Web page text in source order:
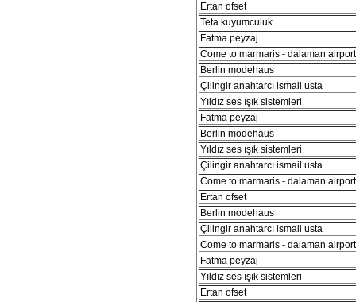
Ertan ofset
Teta kuyumculuk
Fatma peyzaj
Come to marmaris - dalaman
Berlin modehaus
Çilingir anahtarcı ismail usta
Yıldız ses ışık sistemleri
Fatma peyzaj
Berlin modehaus
Yıldız ses ışık sistemleri
Çilingir anahtarcı ismail usta
Come to marmaris - dalaman
Ertan ofset
Berlin modehaus
Çilingir anahtarcı ismail usta
Come to marmaris - dalaman
Fatma peyzaj
Yıldız ses ışık sistemleri
Ertan ofset